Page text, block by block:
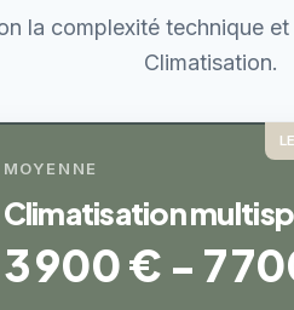
la complexité technique
Climatisation.
MOYENNE
Climatisation
3 900 € - 7